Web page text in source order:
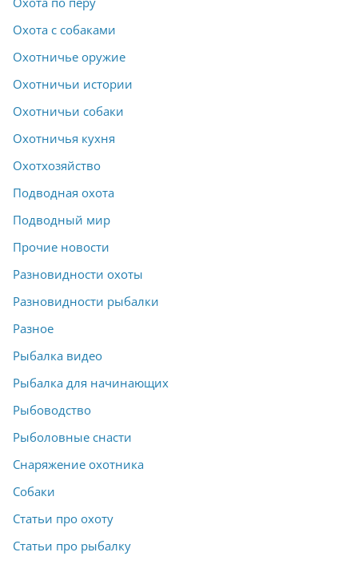
Охота с собаками
Охотничье оружие
Охотничьи истории
Охотничьи собаки
Охотничья кухня
Охотхозяйство
Подводная охота
Подводный мир
Прочие новости
Разновидности охоты
Разновидности рыбалки
Разное
Рыбалка видео
Рыбалка для начинающих
Рыбоводство
Рыболовные снасти
Снаряжение охотника
Собаки
Статьи про охоту
Статьи про рыбалку